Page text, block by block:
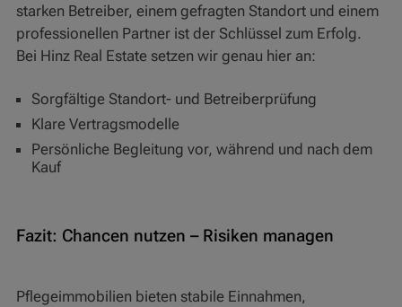
starken Betreiber, einem gefragten Standort und einem
professionellen Partner ist der Schlüssel zum Erfolg.
Bei Hinz Real Estate setzen wir genau hier an:
Sorgfältige Standort- und Betreiberprüfung
Klare Vertragsmodelle
Persönliche Begleitung vor, während und nach dem
Kauf
Fazit: Chancen nutzen – Risiken managen
Pflegeimmobilien bieten stabile Einnahmen,